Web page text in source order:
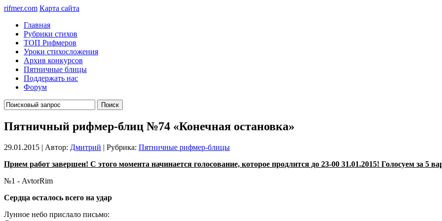
rifmer.com Карта сайта
Главная
Рубрики стихов
ТОП Рифмеров
Уроки стихосложения
Архив конкурсов
Пятничные блицы
Поддержать нас
Форум
Пятничный рифмер-блиц №74 «Конечная остановка»
29.01.2015 | Автор: Дмитрий | Рубрика: Пятничные рифмер-блицы
Прием работ завершен! С этого момента начинается голосование, которое продлится до 23-00 31.01.2015! Голосуем за 5
№1 - AvtorRim
Сердца осталось всего на удар
Лунное небо прислало письмо: